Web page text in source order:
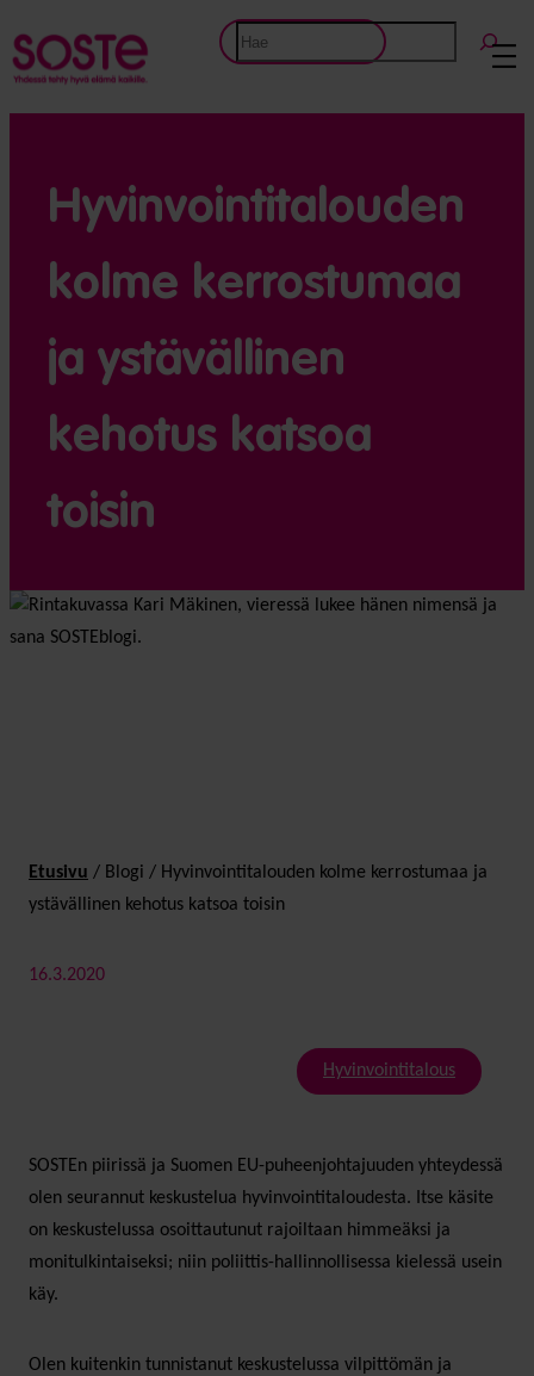
Etsi
Hyvinvointi­talouden
kolme kerrostumaa
ja ystävällinen
kehotus katsoa
toisin
Etusivu / Blogi / Hyvinvointi­talouden kolme kerrostumaa ja
ystävällinen kehotus katsoa toisin
16.3.2020
Hyvinvointitalous
SOSTEn piirissä ja Suomen EU-puheenjohtajuuden yhteydessä
olen seurannut keskustelua hyvinvointitaloudesta. Itse käsite
on keskustelussa osoittautunut rajoiltaan himmeäksi ja
monitulkintaiseksi; niin poliittis-hallinnollisessa kielessä usein
käy.
Olen kuitenkin tunnistanut keskustelussa vilpittömän ja